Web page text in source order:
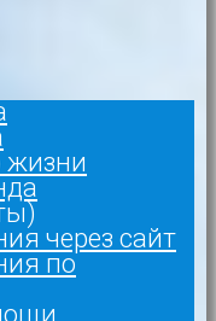
жизни
через сайт
по